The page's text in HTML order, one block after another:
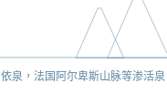
依泉，法国阿尔卑斯山脉等渗活泉